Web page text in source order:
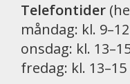
Telefontider
måndag: kl. 9–12
onsdag: kl.
fredag: kl. 13–15